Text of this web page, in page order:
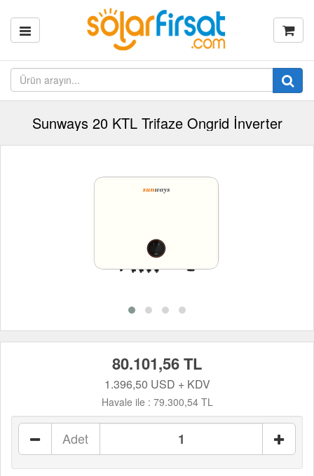
Sunways 20 KTL Trifaze Ongrid İnverter
80.101,56 TL
1.396,50 USD + KDV
Havale ile : 79.300,54 TL
Adet